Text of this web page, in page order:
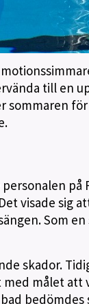
till en
på
visade sig
Som
skador.
målet